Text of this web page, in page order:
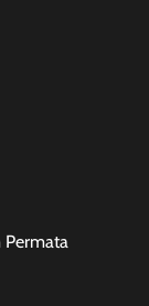
Permata